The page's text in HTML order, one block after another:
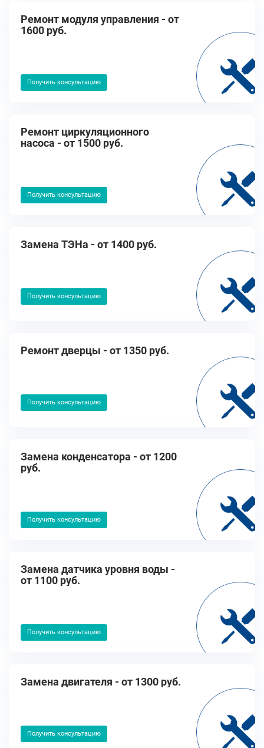
Ремонт модуля управления - от
1600 руб.
Получить консультацию
Ремонт циркуляционного
насоса - от 1500 руб.
Получить консультацию
Замена ТЭНа - от 1400 руб.
Получить консультацию
Ремонт дверцы - от 1350 руб.
Получить консультацию
Замена конденсатора - от 1200
руб.
Получить консультацию
Замена датчика уровня воды -
от 1100 руб.
Получить консультацию
Замена двигателя - от 1300 руб.
Получить консультацию